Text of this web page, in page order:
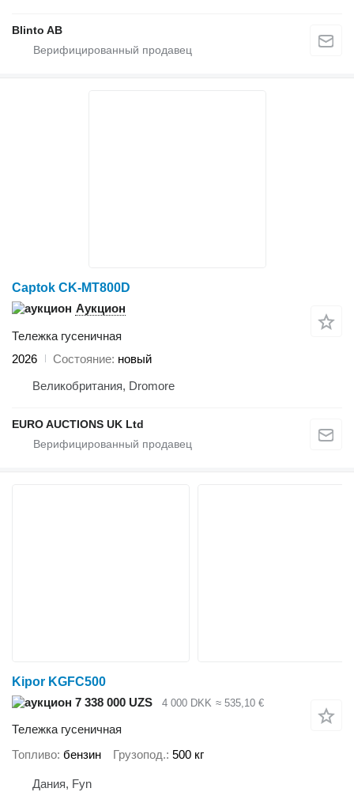
Blinto AB
Captok CK-MT800D
Аукцион
Тележка гусеничная
2026
Состояние новый
Великобритания, Dromore
EURO AUCTIONS UK Ltd
Kipor KGFC500
7 338 000 UZS
4 000 DKK ≈ 535,10 €
Тележка гусеничная
Топливо бензин Грузопод. 500 кг
Дания, Fyn